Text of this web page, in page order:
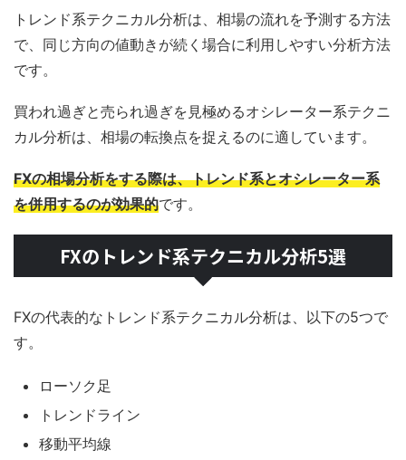
トレンド系テクニカル分析は、相場の流れを予測する方法
で、同じ方向の値動きが続く場合に利用しやすい分析方法
です。
買われ過ぎと売られ過ぎを見極めるオシレーター系テクニ
カル分析は、相場の転換点を捉えるのに適しています。
FXの相場分析をする際は、トレンド系とオシレーター系
を併用するのが効果的です。
FXのトレンド系テクニカル分析5選
FXの代表的なトレンド系テクニカル分析は、以下の5つで
す。
ローソク足
トレンドライン
移動平均線